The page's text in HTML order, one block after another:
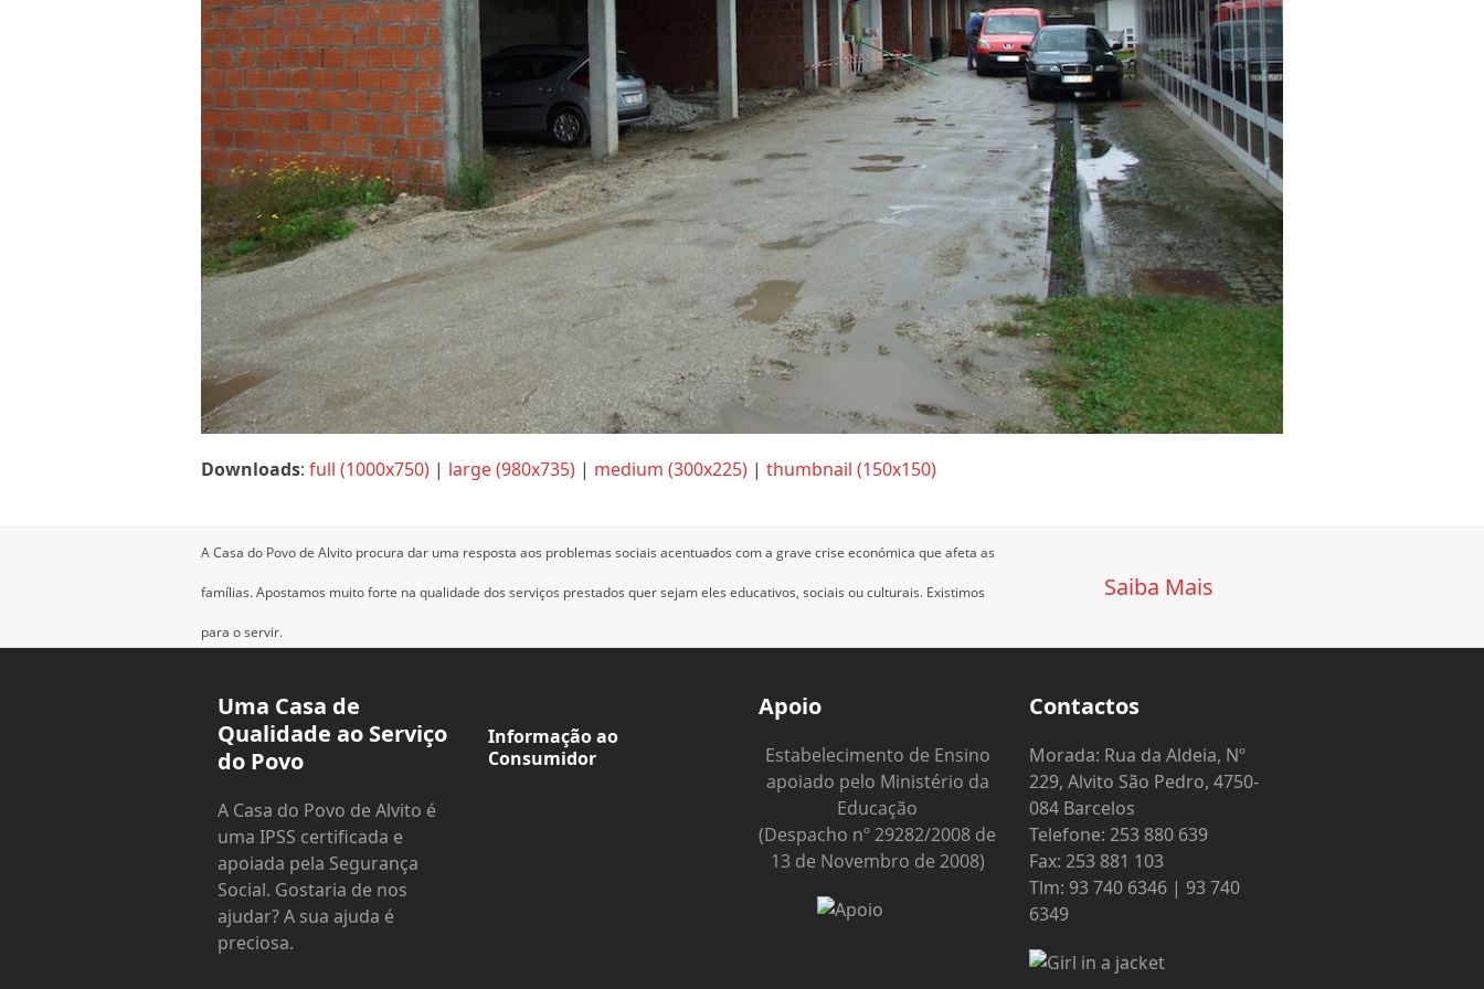
Downloads: full (1000x750) | large (980x735) | medium (300x225) | thumbnail (150x150)
A Casa do Povo de Alvito procura dar uma resposta aos problemas sociais acentuados com a grave crise económica que afeta as
famílias.Apostamos muito forte na qualidade dos serviços prestados quer sejam eles educativos, sociais ou culturais. Existimos
para o servir.
Saiba Mais
Uma Casa de
Qualidade ao Serviço
do Povo
A Casa do Povo de Alvito é
uma IPSS certificada e
apoiada pela Segurança
Social. Gostaria de nos
ajudar? A sua ajuda é
preciosa.
Informação ao
Consumidor
Apoio
Estabelecimento de Ensino
apoiado pelo Ministério da
Educação
(Despacho nº 29282/2008 de
13 de Novembro de 2008)
Contactos
Morada: Rua da Aldeia, Nº
229, Alvito São Pedro, 4750-
084 Barcelos
Telefone: 253 880 639
Fax: 253 881 103
Tlm: 93 740 6346 | 93 740
6349